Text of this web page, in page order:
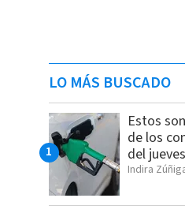
LO MÁS BUSCADO
Estos
de los
del
Indira